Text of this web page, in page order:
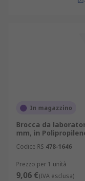
In magazzino
Brocca da
mm, in
Codice RS 478-1646
Prezzo per 1 unità
9,06 €(IVA esclusa)